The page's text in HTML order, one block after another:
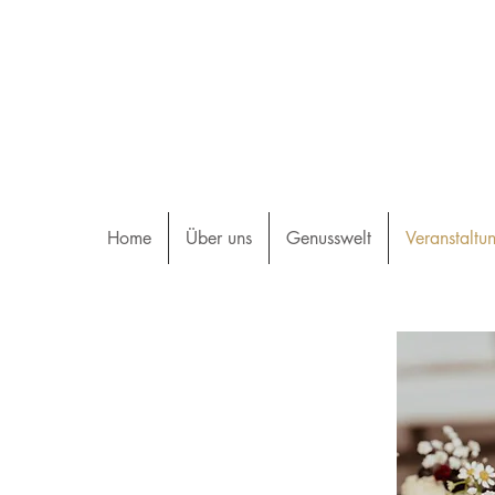
Home Über uns Genusswelt